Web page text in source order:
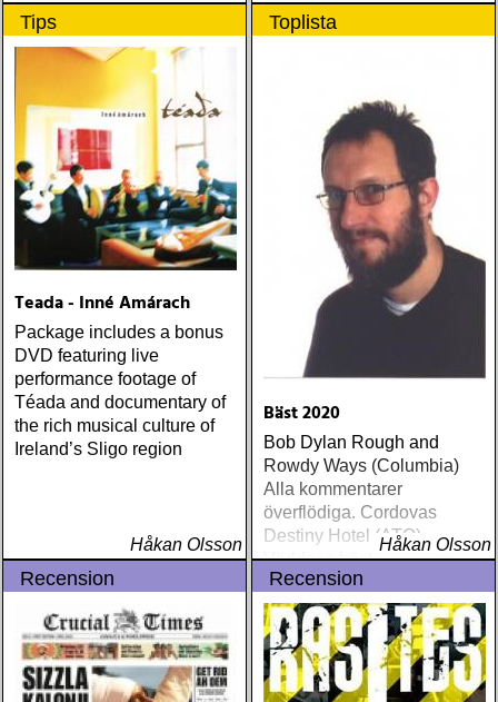
Tips
Teada - Inné Amárach
Package includes a bonus
DVD featuring live
performance footage of
Téada and documentary of
the rich musical culture of
Ireland’s Sligo region
Håkan Olsson
Toplista
Bäst 2020
Bob Dylan Rough and
Rowdy Ways (Columbia)
Alla kommentarer
överflödiga. Cordovas
Destiny Hotel (ATO)
Världens bästa liveband
visar nu klassen även på
skiva
Håkan Olsson
Recension Recension